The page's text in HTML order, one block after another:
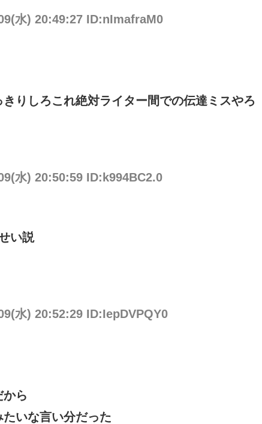
水) 20:49:27 ID:nImafraM0
りしろこれ絶対ライター間での伝達ミスやろ
水) 20:50:59 ID:k994BC2.0
い説
水) 20:52:29 ID:IepDVPQY0
ら
いな言い分だった